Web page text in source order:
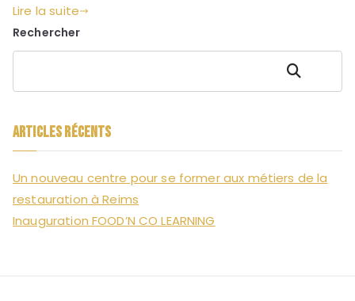
Lire la suite
Rechercher
Rechercher
Articles récents
Un nouveau centre pour se former aux métiers de la
restauration à Reims
Inauguration FOOD’N CO LEARNING